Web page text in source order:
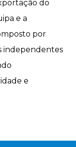
do
e a
por
independentes
e